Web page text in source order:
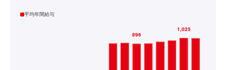
平均年間給与